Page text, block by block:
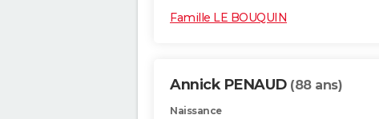
Famille LE BOUQUIN
Annick PENAUD (88 ans)
Naissance